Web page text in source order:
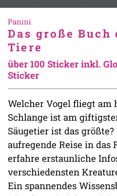
Panini
Das große Buch
Tiere
über 100 Sticker inkl.
Sticker
Welcher Vogel fliegt am
Schlange ist am
Säugetier ist das
aufregende Reise in das
erfahre erstaunliche
verschiedensten
Ein spannendes